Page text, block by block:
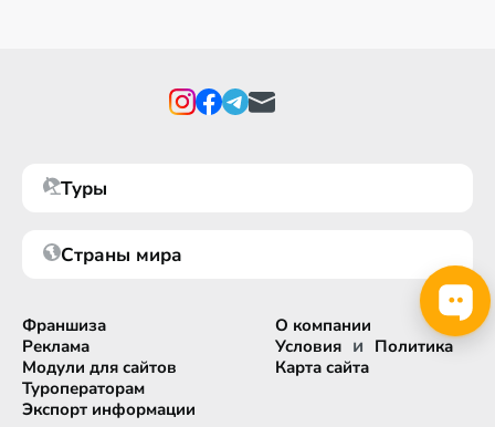
Туры
Страны мира
Франшиза
Реклама
Модули для сайтов
Туроператорам
Экспорт информации
О компании
Условия и Политика
Карта сайта